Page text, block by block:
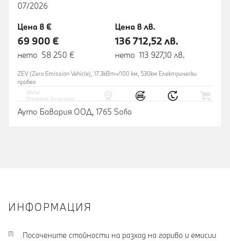
07/2026
Цена в €
69 900 €
нето 58 250 €
Цена в лв.
136 712,52 лв.
нето 113 927,10 лв.
ZEV (Zero Emission Vehicle), 17.3кВтч/100 км, 530км Eлектрически
пробег
Ауто Бавария ООД, 1765 Sofia
ИНФОРМАЦИЯ
Посочените стойности на разход на гориво и емисии